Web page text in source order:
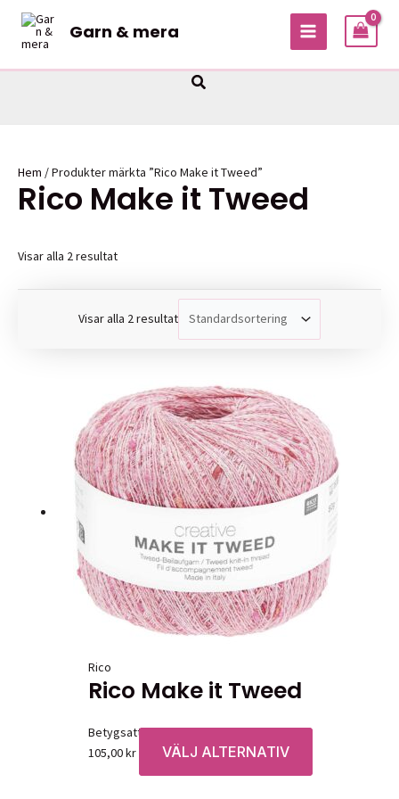
Hoppa
innehåll
Garn & mera
MAIN
Sök
Hem / Produkter märkta ”Rico Make it Tweed”
Rico Make it Tweed
Visar alla 2 resultat
Visar alla 2 resultat
Rico
Rico Make it Tweed
Betygsatt0av 5
105,00kr VÄLJ ALTERNATIV
här